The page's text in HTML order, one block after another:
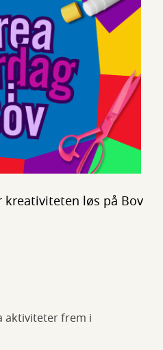
kreativiteten løs på Bov
aktiviteter frem i